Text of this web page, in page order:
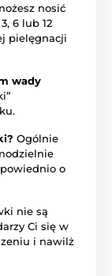
nosić
6 lub 12
pielęgnacji
wady
Ogólnie
o
nie są
Ci się w
i nawilż